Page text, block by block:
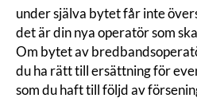
under själva bytet får inte
det är din nya operatör som
Om bytet av
du ha rätt till ersättning för
som du haft till följd av